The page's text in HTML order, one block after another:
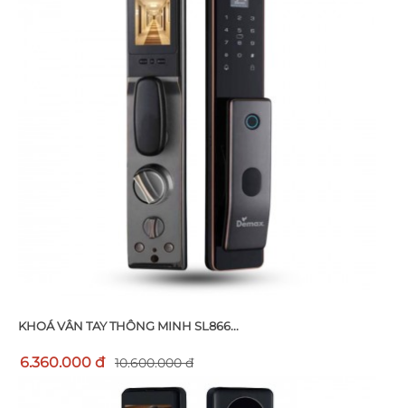
KHOÁ VÂN TAY THÔNG MINH SL866...
6.360.000 đ 10.600.000 đ